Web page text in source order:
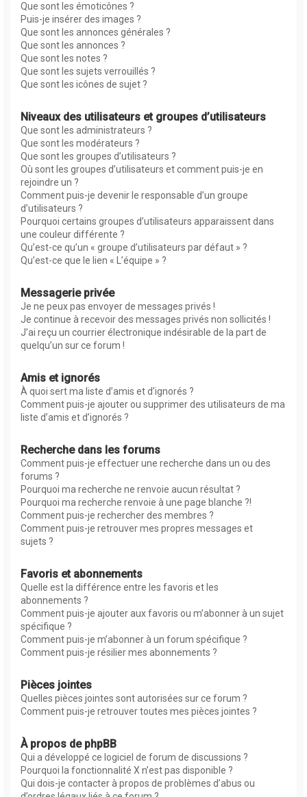
Que sont les émoticônes ?
Puis-je insérer des images ?
Que sont les annonces générales ?
Que sont les annonces ?
Que sont les notes ?
Que sont les sujets verrouillés ?
Que sont les icônes de sujet ?
Niveaux des utilisateurs et groupes d’utilisateurs
Que sont les administrateurs ?
Que sont les modérateurs ?
Que sont les groupes d’utilisateurs ?
Où sont les groupes d’utilisateurs et comment puis-je en
rejoindre un ?
Comment puis-je devenir le responsable d’un groupe
d’utilisateurs ?
Pourquoi certains groupes d’utilisateurs apparaissent dans
une couleur différente ?
Qu’est-ce qu’un « groupe d’utilisateurs par défaut » ?
Qu’est-ce que le lien « L’équipe » ?
Messagerie privée
Je ne peux pas envoyer de messages privés !
Je continue à recevoir des messages privés non sollicités !
J’ai reçu un courrier électronique indésirable de la part de
quelqu’un sur ce forum !
Amis et ignorés
À quoi sert ma liste d’amis et d’ignorés ?
Comment puis-je ajouter ou supprimer des utilisateurs de ma
liste d’amis et d’ignorés ?
Recherche dans les forums
Comment puis-je effectuer une recherche dans un ou des
forums ?
Pourquoi ma recherche ne renvoie aucun résultat ?
Pourquoi ma recherche renvoie à une page blanche ?!
Comment puis-je rechercher des membres ?
Comment puis-je retrouver mes propres messages et
sujets ?
Favoris et abonnements
Quelle est la différence entre les favoris et les
abonnements ?
Comment puis-je ajouter aux favoris ou m’abonner à un sujet
spécifique ?
Comment puis-je m’abonner à un forum spécifique ?
Comment puis-je résilier mes abonnements ?
Pièces jointes
Quelles pièces jointes sont autorisées sur ce forum ?
Comment puis-je retrouver toutes mes pièces jointes ?
À propos de phpBB
Qui a développé ce logiciel de forum de discussions ?
Pourquoi la fonctionnalité X n’est pas disponible ?
Qui dois-je contacter à propos de problèmes d’abus ou